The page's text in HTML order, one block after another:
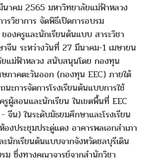
ม 2565 มหาวิทยาลัยแม่ฟ้าหลวง
รวิชาการ จัดพิธีเปิดการอบรม
งครูและนักเรียนต้นแบบ สาระวิชา
จีน ระหว่างวันที่ 27 มีนาคม-1 เมษายน
แม่ฟ้าหลวง สนับสนุนโดย กองทุน
าคตะวันออก (กองทุน EEC) ภายใต้
ะการจัดการโรงเรียนต้นแบบการใช้
รูผู้สอนและนักเรียน ในเขตพื้นที่ EEC
จีน) ในระดับมัธยมศึกษาและโรงเรียน
งประชุมประดู่แดง อาคารพลเอกสำเภา
นักเรียนต้นแบบจากจังหวัดชลบุรีเดิน
ม ซึ่งทางคณาจารย์จากสำนักวิชา